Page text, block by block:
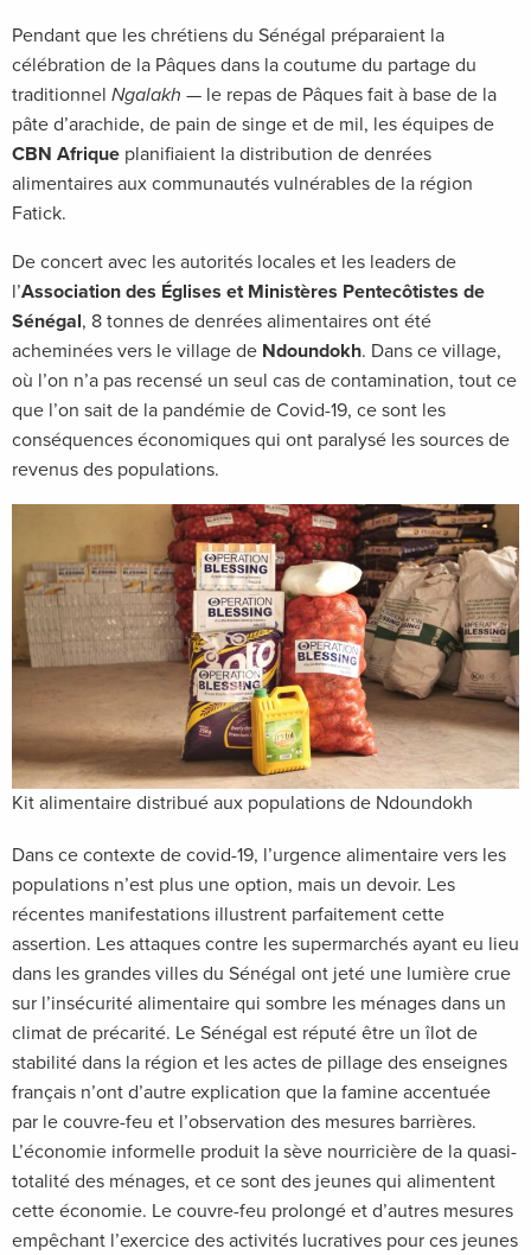
Pendant que les chrétiens du Sénégal préparaient la
célébration de la Pâques dans la coutume du partage du
traditionnel Ngalakh — le repas de Pâques fait à base de la
pâte d’arachide, de pain de singe et de mil, les équipes de
CBN Afrique planifiaient la distribution de denrées
alimentaires aux communautés vulnérables de la région
Fatick.
De concert avec les autorités locales et les leaders de
l’Association des Églises et Ministères Pentecôtistes de
Sénégal, 8 tonnes de denrées alimentaires ont été
acheminées vers le village de Ndoundokh. Dans ce village,
où l’on n’a pas recensé un seul cas de contamination, tout ce
que l’on sait de la pandémie de Covid-19, ce sont les
conséquences économiques qui ont paralysé les sources de
revenus des populations.
Kit alimentaire distribué aux populations de Ndoundokh
Dans ce contexte de covid-19, l’urgence alimentaire vers les
populations n’est plus une option, mais un devoir. Les
récentes manifestations illustrent parfaitement cette
assertion. Les attaques contre les supermarchés ayant eu lieu
dans les grandes villes du Sénégal ont jeté une lumière crue
sur l’insécurité alimentaire qui sombre les ménages dans un
climat de précarité. Le Sénégal est réputé être un îlot de
stabilité dans la région et les actes de pillage des enseignes
français n’ont d’autre explication que la famine accentuée
par le couvre-feu et l’observation des mesures barrières.
L’économie informelle produit la sève nourricière de la quasi-
totalité des ménages, et ce sont des jeunes qui alimentent
cette économie. Le couvre-feu prolongé et d’autres mesures
empêchant l’exercice des activités lucratives pour ces jeunes